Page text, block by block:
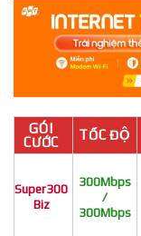
GÓI
CƯỚC
TỐC ĐỘ
Super300
Biz
300Mbps
/
300Mbps